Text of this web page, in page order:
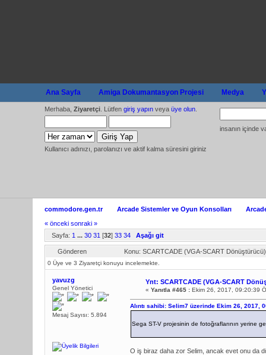
Ana Sayfa Amiga Dokumantasyon Projesi Medya
Merhaba, Ziyaretçi . Lütfen giriş yapın veya üye olun
Kullanıcı adınızı, parolanızı ve aktif kalma süresini giriniz
insanın içinde
commodore.gen.tr Arcade Sistemler ve Oyun Konsolları
« önceki sonraki »
Sayfa: 1 ... 30 31 [32] 33 34 Aşağı git
Gönderen Konu: SCARTCADE (VGA-SCART
0 Üye ve 3 Ziyaretçi konuyu incelemekte.
yavuzg
Genel Yönetici
Mesaj Sayısı: 5.894
Ynt: SCARTCADE (VGA-SCART
« Yanıtla #465 :Ekim 26, 2017, 09:20:39
Alıntı sahibi: Selim7 üzerinde Ekim 26, 2017,
Sega ST-V projesinin de fotoğraflarının yerine
O iş biraz daha zor Selim, ancak evet onu da